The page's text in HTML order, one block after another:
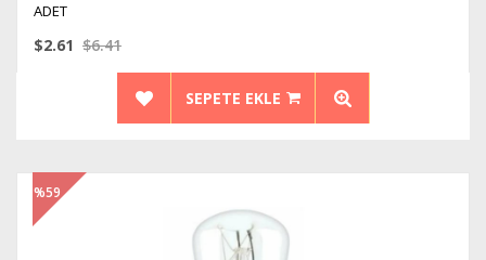
ADET
$2.61 $6.41
SEPETE EKLE
%59